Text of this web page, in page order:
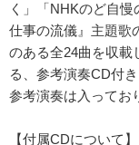
く」「NHKのど自
仕事の流儀』主題歌
のある全24曲を収載
る、参考演奏CD付
参考演奏は入ってお
【付属CDについて】